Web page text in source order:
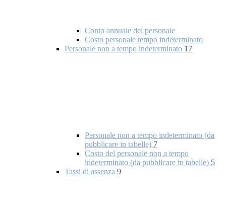
Conto annuale del personale
Costo personale tempo indeterminato
Personale non a tempo indeterminato 17
Personale non a tempo indeterminato (da
pubblicare in tabelle) 7
Costo del personale non a tempo
indeterminato (da pubblicare in tabelle) 5
Tassi di assenza 9